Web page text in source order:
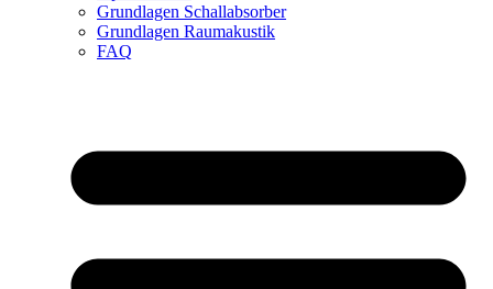
Grundlagen Schallabsorber
Grundlagen Raumakustik
FAQ